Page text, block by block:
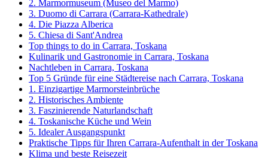
2. Marmormuseum (Museo del Marmo)
3. Duomo di Carrara (Carrara-Kathedrale)
4. Die Piazza Alberica
5. Chiesa di Sant'Andrea
Top things to do in Carrara, Toskana
Kulinarik und Gastronomie in Carrara, Toskana
Nachtleben in Carrara, Toskana
Top 5 Gründe für eine Städtereise nach Carrara, Toskana
1. Einzigartige Marmorsteinbrüche
2. Historisches Ambiente
3. Faszinierende Naturlandschaft
4. Toskanische Küche und Wein
5. Idealer Ausgangspunkt
Praktische Tipps für Ihren Carrara-Aufenthalt in der Toskana
Klima und beste Reisezeit